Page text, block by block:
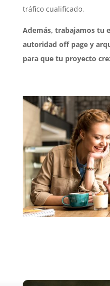
tráfico cualificado.
Además, trabajamos tu
autoridad off page y
para que tu proyecto